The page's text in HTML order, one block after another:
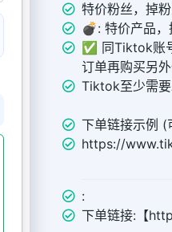
特价粉丝，掉
💣︎: 特价产品，
✅ 同Tiktok账
订单再购买另
Tiktok至少需
下单链接示例
https://
:
下单链接:【